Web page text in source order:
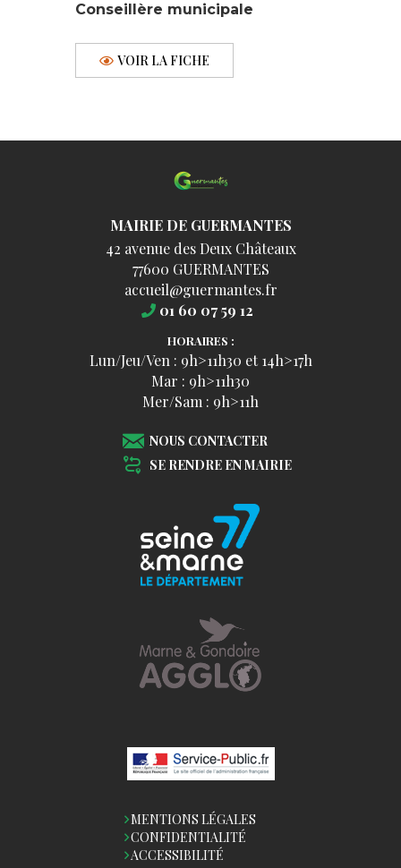
Conseillère municipale
VOIR LA FICHE
MAIRIE DE GUERMANTES
42 avenue des Deux Châteaux
77600 GUERMANTES
accueil@guermantes.fr
01 60 07 59 12
HORAIRES :
Lun/Jeu/Ven : 9h>11h30 et 14h>17h
Mar : 9h>11h30
Mer/Sam : 9h>11h
NOUS CONTACTER
SE RENDRE EN MAIRIE
MENTIONS LÉGALES
CONFIDENTIALITÉ
ACCESSIBILITÉ